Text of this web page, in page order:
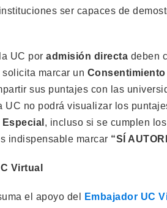
ser capaces de
UC por admisión directa deben
marcar un
sus puntajes con las
UC no podrá visualizar los
, incluso si se cumplen
indispensable marcar “SÍ
Virtual
el apoyo del Embajador UC